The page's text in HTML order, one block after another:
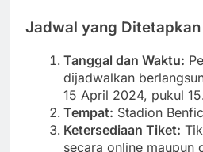
Jadwal yang Ditetapkan
Tanggal dan Waktu:
dijadwalkan
15 April 2024, pukul
Tempat: Stadion
Ketersediaan Tiket:
secara online maupun